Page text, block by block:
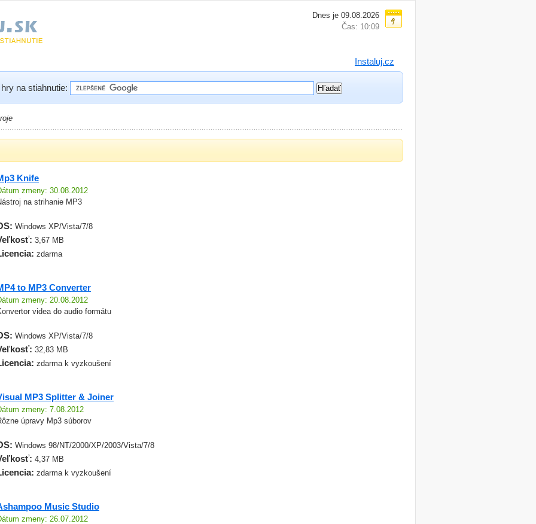
Dnes je 09.08.2026
Čas: 10:09
Instaluj.cz
na stiahnutie:
Knife
zmeny: 30.08.2012
na strihanie MP3
Windows XP/Vista/7/8
3,67 MB
zdarma
to MP3 Converter
zmeny: 20.08.2012
videa do audio formátu
Windows XP/Vista/7/8
32,83 MB
zdarma k vyzkoušení
MP3 Splitter & Joiner
zmeny: 7.08.2012
úpravy Mp3 súborov
Windows 98/NT/2000/XP/2003/Vista/7/8
4,37 MB
zdarma k vyzkoušení
Music Studio
zmeny: 26.07.2012